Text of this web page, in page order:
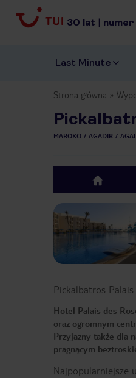
30 lat | numer
Last Minute
Strona główna
MAROKO AGADIR
top
Previous slide
Pickalbatros Palais
Hotel Palais des
oraz ogromnym
Przyjazny także dla
pragnącym
Najpopularniejsze